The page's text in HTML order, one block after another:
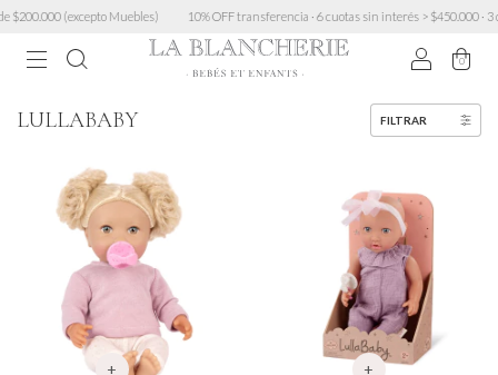
(excepto Muebles) 10% OFF transferencia · 6 cuotas sin interés > $450.000 · 3 cuotas
0
LULLABABY FILTRAR